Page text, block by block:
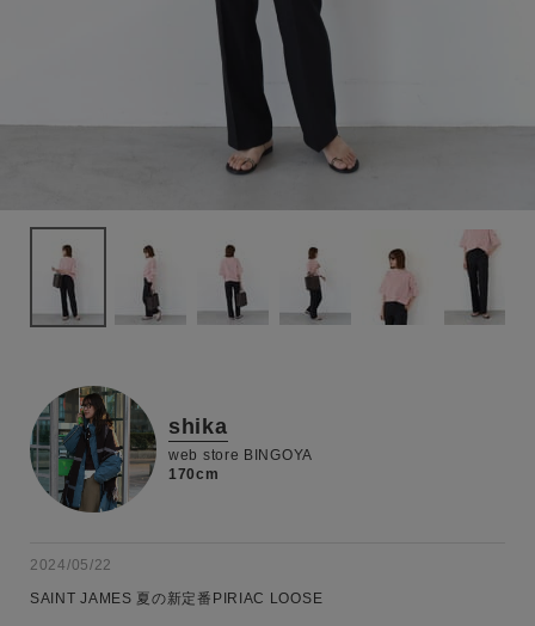
shika
web store BINGOYA
170cm
2024/05/22
SAINT JAMES 夏の新定番PIRIAC LOOSE